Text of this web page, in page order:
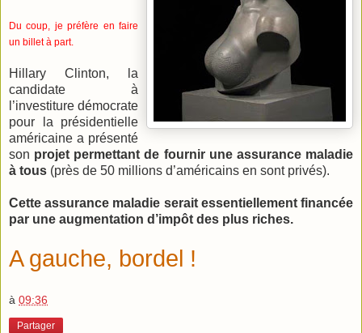
Du coup, je préfère en faire
un billet à part.
Hillary Clinton, la
candidate à
l’investiture démocrate
pour la présidentielle
américaine a présenté
son projet permettant de fournir une assurance maladie
à tous (près de 50 millions d’américains en sont privés).
Cette assurance maladie serait essentiellement financée
par une augmentation d’impôt des plus riches.
A gauche, bordel !
à 09:36
Partager